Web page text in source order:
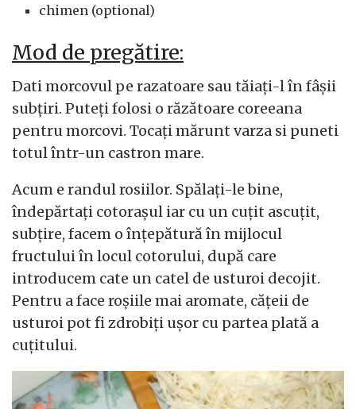
chimen (optional)
Mod de pregătire:
Dati morcovul pe razatoare sau tăiați-l în fâșii
subțiri. Puteți folosi o răzătoare coreeana
pentru morcovi. Tocați mărunt varza si puneti
totul într-un castron mare.
Acum e randul rosiilor. Spălați-le bine,
îndepărtați cotorașul iar cu un cuțit ascuțit,
subțire, facem o înțepătură în mijlocul
fructului în locul cotorului, după care
introducem cate un catel de usturoi decojit.
Pentru a face roșiile mai aromate, cățeii de
usturoi pot fi zdrobiți ușor cu partea plată a
cuțitului.